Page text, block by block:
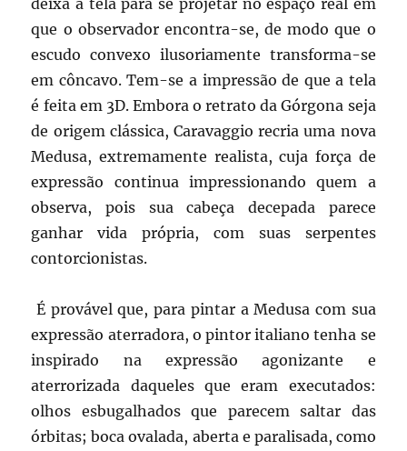
que o observador encontra-se, de modo que o
escudo convexo ilusoriamente transforma-se
em côncavo. Tem-se a impressão de que a tela
é feita em 3D. Embora o retrato da Górgona seja
de origem clássica, Caravaggio recria uma nova
Medusa, extremamente realista, cuja força de
expressão continua impressionando quem a
observa, pois sua cabeça decepada parece
ganhar vida própria, com suas serpentes
contorcionistas.
É provável que, para pintar a Medusa com sua
expressão aterradora, o pintor italiano tenha se
inspirado na expressão agonizante e
aterrorizada daqueles que eram executados:
olhos esbugalhados que parecem saltar das
órbitas; boca ovalada, aberta e paralisada, como